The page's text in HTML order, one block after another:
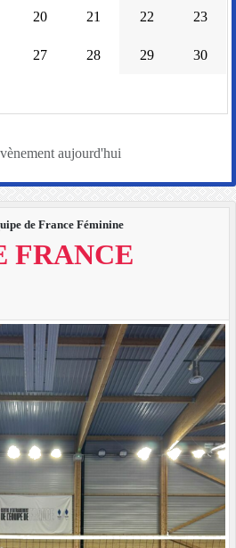
de France Féminine
FRANCE
20 21 22 23
27 28 29 30
aujourd'hui